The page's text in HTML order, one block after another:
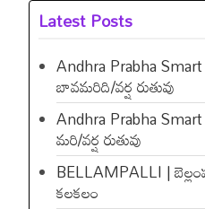
Latest Posts
Andhra Prabha
బావమరిది/వర్ష రుతువు
Andhra Prabha
మరి/వర్ష రుతువు
BELLAMPALLI |
కలకలం